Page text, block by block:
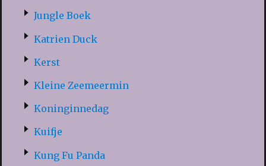
Jungle Boek
Katrien Duck
Kerst
Kleine Zeemeermin
Koninginnedag
Kuifje
Kung Fu Panda